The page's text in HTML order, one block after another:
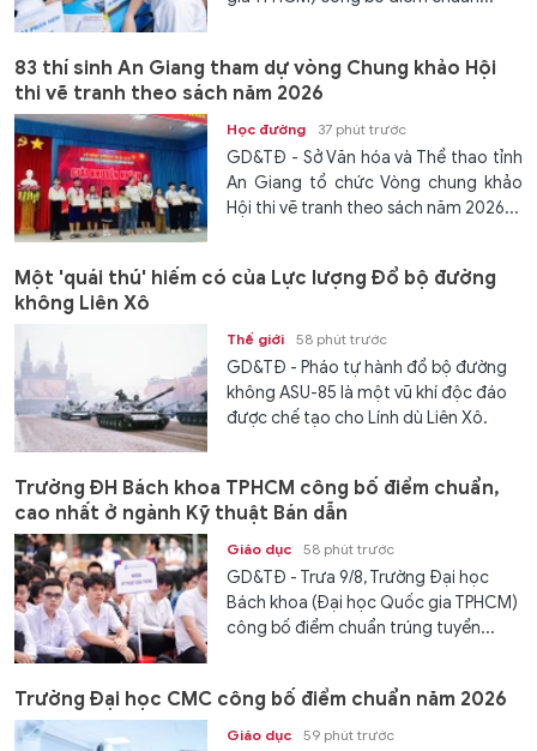
83 thí sinh An Giang tham dự vòng Chung khảo Hội
thi vẽ tranh theo sách năm 2026
Học đường 37 phút trước
GD&TĐ - Sở Văn hóa và Thể thao tỉnh
An Giang tổ chức Vòng chung khảo
Hội thi vẽ tranh theo sách năm 2026...
Một 'quái thú' hiếm có của Lực lượng Đổ bộ đường
không Liên Xô
Thế giới 58 phút trước
GD&TĐ - Pháo tự hành đổ bộ đường
không ASU-85 là một vũ khí độc đáo
được chế tạo cho Lính dù Liên Xô.
Trường ĐH Bách khoa TPHCM công bố điểm chuẩn,
cao nhất ở ngành Kỹ thuật Bán dẫn
Giáo dục 58 phút trước
GD&TĐ - Trưa 9/8, Trường Đại học
Bách khoa (Đại học Quốc gia TPHCM)
công bố điểm chuẩn trúng tuyển...
Trường Đại học CMC công bố điểm chuẩn năm 2026
Giáo dục 59 phút trước